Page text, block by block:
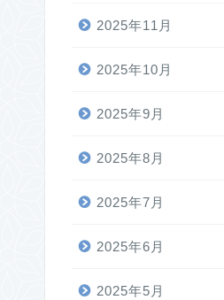
2025年11月
2025年10月
2025年9月
2025年8月
2025年7月
2025年6月
2025年5月